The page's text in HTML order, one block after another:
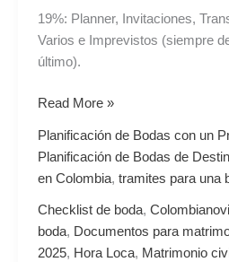
19%: Planner, Invitaciones,
Varios e Imprevistos (siempre
último).
Read More »
Planificación de Bodas con un
Planificación de Bodas de
en Colombia, tramites para una
Checklist de boda,
boda, Documentos para
2025, Hora Loca, Matrimonio